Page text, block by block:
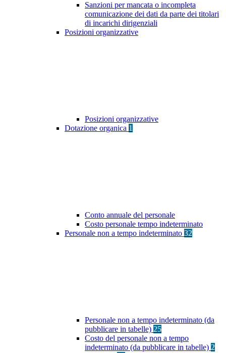
Sanzioni per mancata o incompleta
comunicazione dei dati da parte dei titolari
di incarichi dirigenziali
Posizioni organizzative
Posizioni organizzative
Dotazione organica 1
Conto annuale del personale
Costo personale tempo indeterminato
Personale non a tempo indeterminato 32
Personale non a tempo indeterminato (da
pubblicare in tabelle) 25
Costo del personale non a tempo
indeterminato (da pubblicare in tabelle) 2